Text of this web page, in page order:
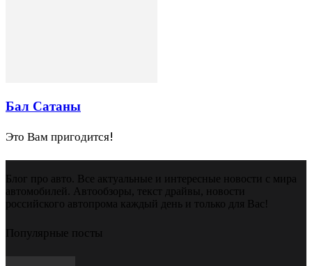
Бал Сатаны
Это Вам пригодится!
Блог про авто. Все актуальные и интересные новости с мира
автомобилей. Автообзоры, текст драйвы, новости
российского автопрома каждый день и только для Вас!
Популярные посты